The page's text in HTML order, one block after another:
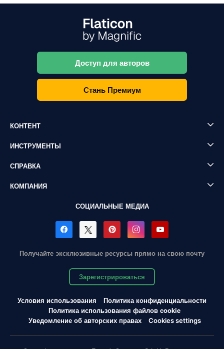
Доступ для авторов
Стань Премиум
КОНТЕНТ
ИНСТРУМЕНТЫ
СПРАВКА
КОМПАНИЯ
СОЦИАЛЬНЫЕ МЕДИА
Получайте эксклюзивные ресурсы прямо на свою почту
Зарегистрироваться
Условия использования
Политика конфиденциальности
Политика использования файлов cookie
Уведомление об авторских правах
Cookies settings